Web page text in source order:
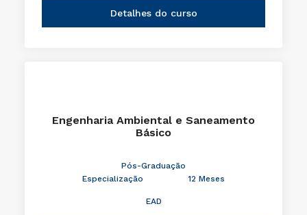
Detalhes do curso
Engenharia Ambiental e Saneamento
Básico
Pós-Graduação
Especialização
12 Meses
EAD